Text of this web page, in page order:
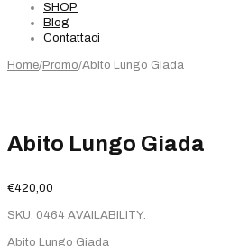
SHOP
Blog
Contattaci
Home/Promo/Abito Lungo Giada
Abito Lungo Giada
€420,00
SKU: 0464 AVAILABILITY:
Abito Lungo Giada